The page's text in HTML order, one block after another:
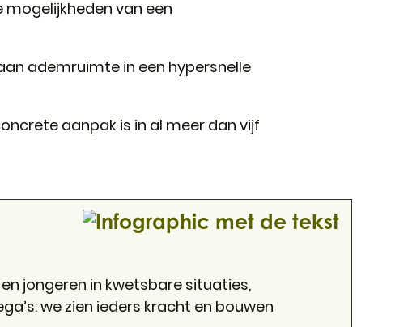
van een
ademruimte in een hypersnelle
aanpak is in al meer dan vijf
jongeren in kwetsbare situaties,
we zien ieders kracht en bouwen